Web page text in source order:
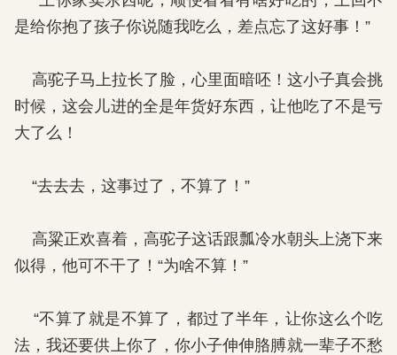
是给你抱了孩子你说随我吃么，差点忘了这好事！”
高驼子马上拉长了脸，心里面暗呸！这小子真会挑
时候，这会儿进的全是年货好东西，让他吃了不是亏
大了么！
“去去去，这事过了，不算了！”
高粱正欢喜着，高驼子这话跟瓢冷水朝头上浇下来
似得，他可不干了！“为啥不算！”
“不算了就是不算了，都过了半年，让你这么个吃
法，我还要供上你了，你小子伸伸胳膊就一辈子不愁